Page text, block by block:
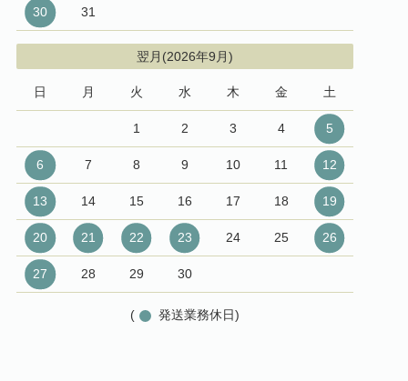
30 31
翌月(2026年9月)
日 月 火 水 木 金 土
1 2 3 4 5
6 7 8 9 10 11 12
13 14 15 16 17 18 19
20 21 22 23 24 25 26
27 28 29 30
( 発送業務休日)